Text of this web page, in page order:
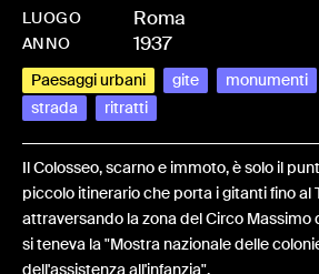
LUOGO Roma
ANNO 1937
Paesaggi urbani gite monumenti
strada
ritratti
Il Colosseo, scarno e immoto, è solo il
piccolo itinerario che porta i gitanti fino al
attraversando la zona del Circo Massimo
si teneva la "Mostra nazionale delle
dell'assistenza all'infanzia".